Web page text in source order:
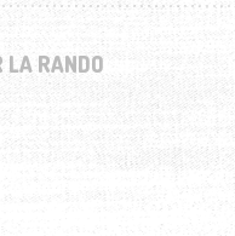
LA RANDO